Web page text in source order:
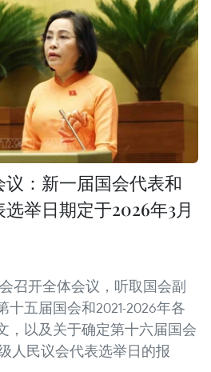
：新一届国会代表和
举日期定于2026年3月
召开全体会议，听取国会副
五届国会和2021-2026年各
，以及关于确定第十六届国会
人民议会代表选举日的报